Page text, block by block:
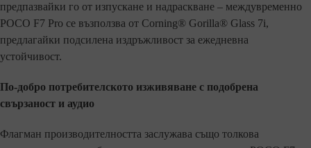
предпазвайки го от изпускане и надраскване – междувременно
POCO F7 Pro се възползва от Corning® Gorilla® Glass 7i,
предлагайки подсилена издръжливост за ежедневна
устойчивост.
По-добро потребителското изживяване с подобрена
свързаност и аудио
Флагман производителността заслужава също толкова